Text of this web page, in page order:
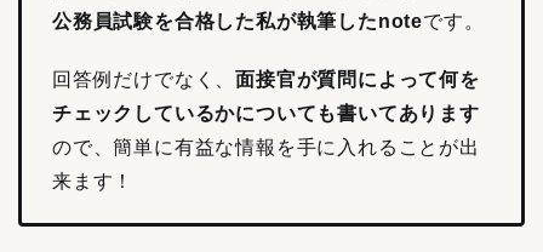
公務員試験を合格した私が執筆したnoteです。
回答例だけでなく、面接官が質問によって何を
チェックしているかについても書いてあります
ので、簡単に有益な情報を手に入れることが出
来ます！